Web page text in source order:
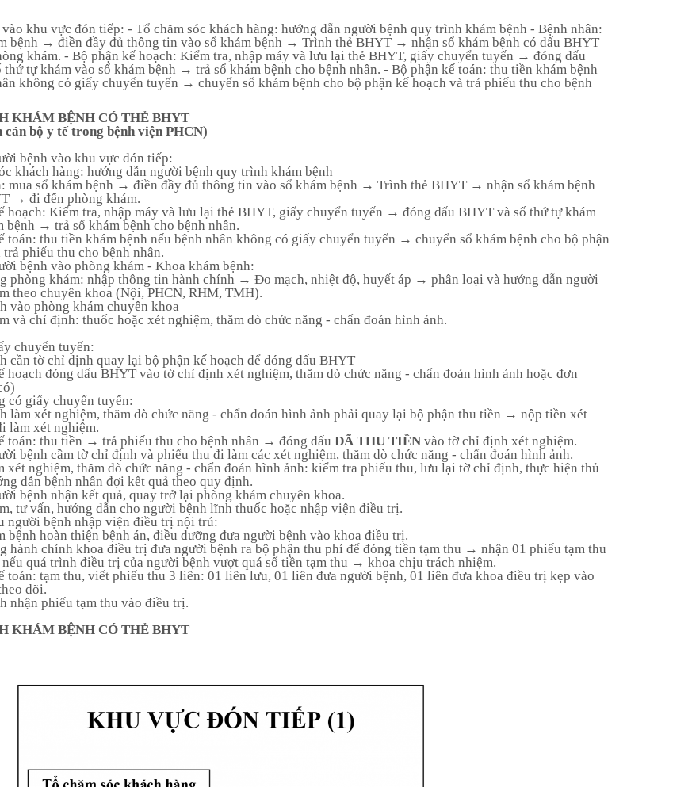
không có thẻ BHYT
10
Quản lý phòng khám
Hệ thống lưu trữ là truyền hình ảnh
Tư vấn Online
Đặt khám Online
Tra cứu thuốc
Cổng tra cứu sức khỏe toàn dân
Đường dây nóng BYT
PM Chất lượng BV
PM QLVB BYT
Thư điện tử TQ
Khảo sát HLNB
PM Giám định BHYT
VB QLNN chung
Báo giá, Mời thầu
VB tỉnh Tuyên Quang
VB Bộ Y tế
VB Sở Y tế
VB Nội bộ
VB BHXH
Tài liệu Y học
khu vực đón tiếp: - Tổ chăm sóc khách hàng: hướng dẫn người bệnh quy trình khám bệnh - Bệnh nhân:
bệnh → điền đầy đủ thông tin vào sổ khám bệnh → Trình thẻ BHYT → nhận sổ khám bệnh có dấu BHYT
khám. - Bộ phận kế hoạch: Kiểm tra, nhập máy và lưu lại thẻ BHYT, giấy chuyển tuyến → đóng dấu
thứ tự khám vào sổ khám bệnh → trả sổ khám bệnh cho bệnh nhân. - Bộ phận kế toán: thu tiền khám bệnh
không có giấy chuyển tuyến → chuyển sổ khám bệnh cho bộ phận kế hoạch và trả phiếu thu cho bệnh
KHÁM BỆNH CÓ THẺ BHYT
cán bộ y tế trong bệnh viện PHCN)
bệnh vào khu vực đón tiếp:
khách hàng: hướng dẫn người bệnh quy trình khám bệnh
mua sổ khám bệnh → điền đầy đủ thông tin vào sổ khám bệnh → Trình thẻ BHYT → nhận sổ khám bệnh
→ đi đến phòng khám.
hoạch: Kiểm tra, nhập máy và lưu lại thẻ BHYT, giấy chuyển tuyến → đóng dấu BHYT và số thứ tự khám
bệnh → trả sổ khám bệnh cho bệnh nhân.
toán: thu tiền khám bệnh nếu bệnh nhân không có giấy chuyển tuyến → chuyển sổ khám bệnh cho bộ phận
trả phiếu thu cho bệnh nhân.
bệnh vào phòng khám - Khoa khám bệnh:
phòng khám: nhập thông tin hành chính → Đo mạch, nhiệt độ, huyết áp → phân loại và hướng dẫn người
theo chuyên khoa (Nội, PHCN, RHM, TMH).
vào phòng khám chuyên khoa
và chỉ định: thuốc hoặc xét nghiệm, thăm dò chức năng - chẩn đoán hình ảnh.
chuyển tuyến:
cần tờ chỉ định quay lại bộ phận kế hoạch để đóng dấu BHYT
hoạch đóng dấu BHYT vào tờ chỉ định xét nghiệm, thăm dò chức năng - chẩn đoán hình ảnh hoặc đơn
có giấy chuyển tuyến:
làm xét nghiệm, thăm dò chức năng - chẩn đoán hình ảnh phải quay lại bộ phận thu tiền → nộp tiền xét
làm xét nghiệm.
toán: thu tiền → trả phiếu thu cho bệnh nhân → đóng dấu ĐÃ THU TIỀN vào tờ chỉ định xét nghiệm.
bệnh cầm tờ chỉ định và phiếu thu đi làm các xét nghiệm, thăm dò chức năng - chẩn đoán hình ảnh.
xét nghiệm, thăm dò chức năng - chẩn đoán hình ảnh: kiểm tra phiếu thu, lưu lại tờ chỉ định, thực hiện thủ
dẫn bệnh nhân đợi kết quả theo quy định.
bệnh nhận kết quả, quay trở lại phòng khám chuyên khoa.
tư vấn, hướng dẫn cho người bệnh lĩnh thuốc hoặc nhập viện điều trị.
người bệnh nhập viện điều trị nội trú:
bệnh hoàn thiện bệnh án, điều dưỡng đưa người bệnh vào khoa điều trị.
hành chính khoa điều trị đưa người bệnh ra bộ phận thu phí để đóng tiền tạm thu → nhận 01 phiếu tạm thu
quá trình điều trị của người bệnh vượt quá số tiền tạm thu → khoa chịu trách nhiệm.
toán: tạm thu, viết phiếu thu 3 liên: 01 liên lưu, 01 liên đưa người bệnh, 01 liên đưa khoa điều trị kẹp vào
dõi.
nhận phiếu tạm thu vào điều trị.
KHÁM BỆNH CÓ THẺ BHYT
Ảnh đơn vị
Các hoạt động
phục vụ khám
chữa bệnh tại
bệnh viện năm
2026
Công nghệ mới
trong điều trị
tại Bệnh viện Y
Dược Cổ
Truyền tỉnh
Tuyên Quang
Tuyên Quang, điều
trị không chỉ là chữa
bệnh, mà là một
giữa tinh hoa ngàn
năm và trí tuệ tươn...